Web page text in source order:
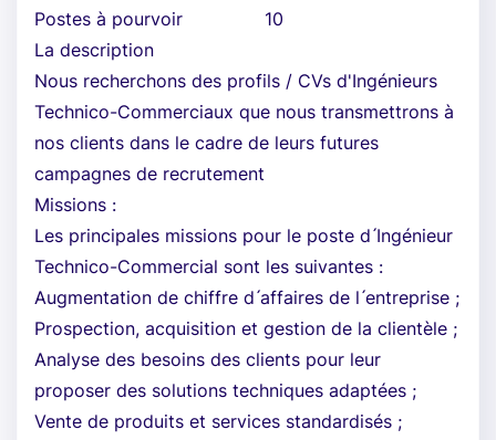
Postes à pourvoir
10
La description
Nous recherchons des profils / CVs d'Ingénieurs
Technico-Commerciaux que nous transmettrons à
nos clients dans le cadre de leurs futures
campagnes de recrutement
Missions :
Les principales missions pour le poste d ́Ingénieur
Technico-Commercial sont les suivantes :
Augmentation de chiffre d ́affaires de l ́entreprise ;
Prospection, acquisition et gestion de la clientèle ;
Analyse des besoins des clients pour leur
proposer des solutions techniques adaptées ;
Vente de produits et services standardisés ;